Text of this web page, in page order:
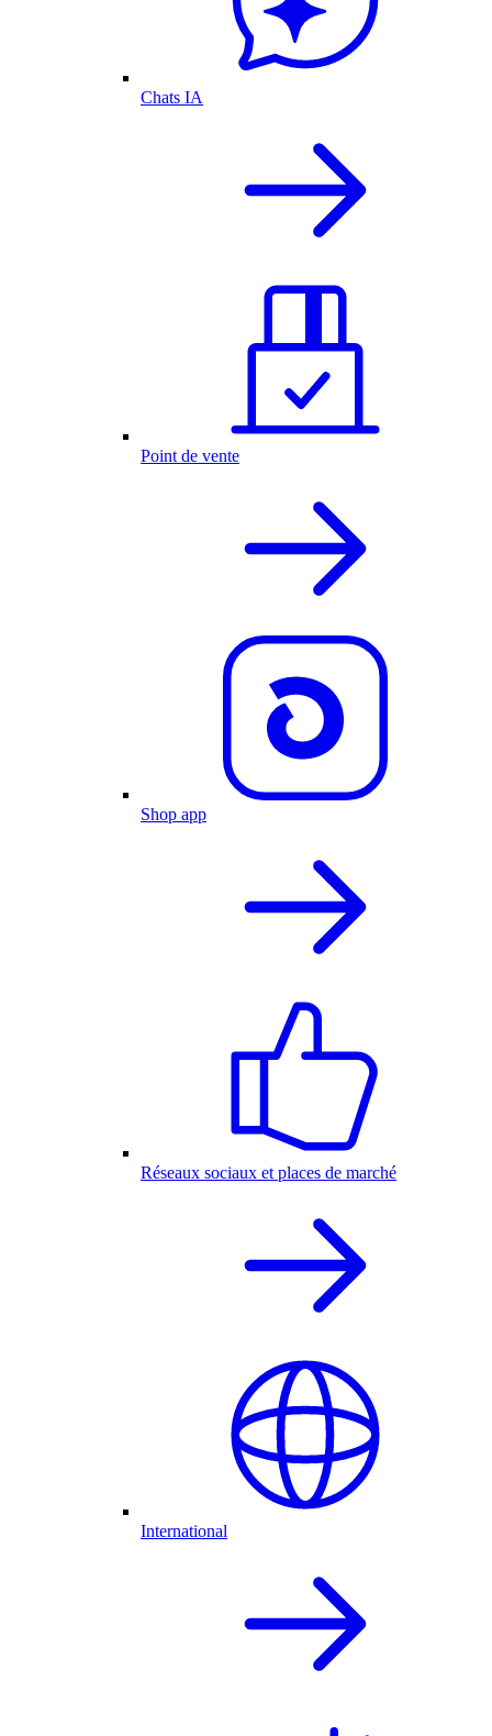
Chats IA
Point de vente
Shop app
Réseaux sociaux et places de marché
International